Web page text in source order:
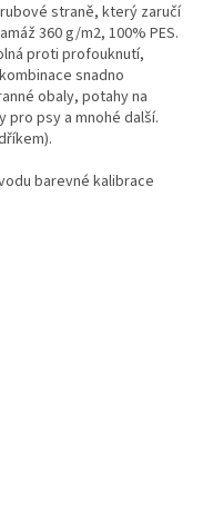
straně, který zaručí
360 g/m2, 100% PES.
proti profouknutí,
snadno
obaly, potahy na
psy a mnohé další.
barevné kalibrace